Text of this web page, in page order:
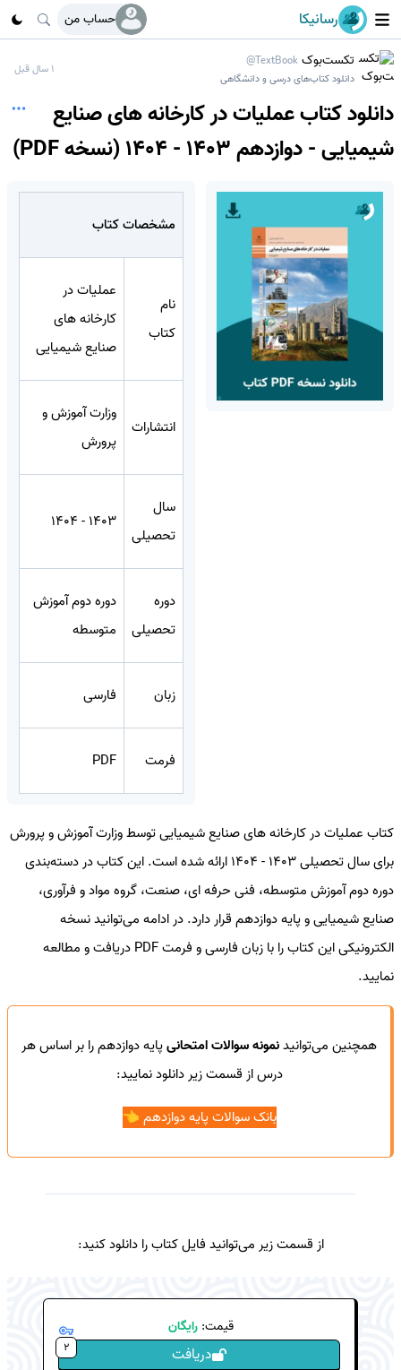
رسانیکا حساب من
تکست‌بوک @TextBook
دانلود کتاب‌های درسی و دانشگاهی
1 سال قبل
دانلود کتاب عملیات در کارخانه های صنایع
شیمیایی - دوازدهم 1403 - 1404 (نسخه PDF)
مشخصات کتاب
نام
کتاب
عملیات در
کارخانه های
صنایع شیمیایی
انتشارات
وزارت آموزش و
پرورش
سال
تحصیلی
1403 - 1404
دوره
تحصیلی
دوره دوم آموزش
متوسطه
زبان فارسی
فرمت PDF
کتاب عملیات در کارخانه های صنایع شیمیایی توسط وزارت آموزش و پرورش
برای سال تحصیلی 1403 - 1404 ارائه شده است. این کتاب در دسته‌بندی
دوره دوم آموزش متوسطه، فنی حرفه ای، صنعت، گروه مواد و فرآوری،
صنایع شیمیایی و پایه دوازدهم قرار دارد. در ادامه می‌توانید نسخه
الکترونیکی این کتاب را با زبان فارسی و فرمت PDF دریافت و مطالعه
نمایید.
همچنین می‌توانیدنمونه سوالات امتحانیپایه دوازدهم را بر اساس هر
درس از قسمت زیر دانلود نمایید:
بانک سوالات پایه دوازدهم 👈
از قسمت زیر می‌توانید فایل کتاب را دانلود کنید:
قیمت: رایگان
دریافت 2